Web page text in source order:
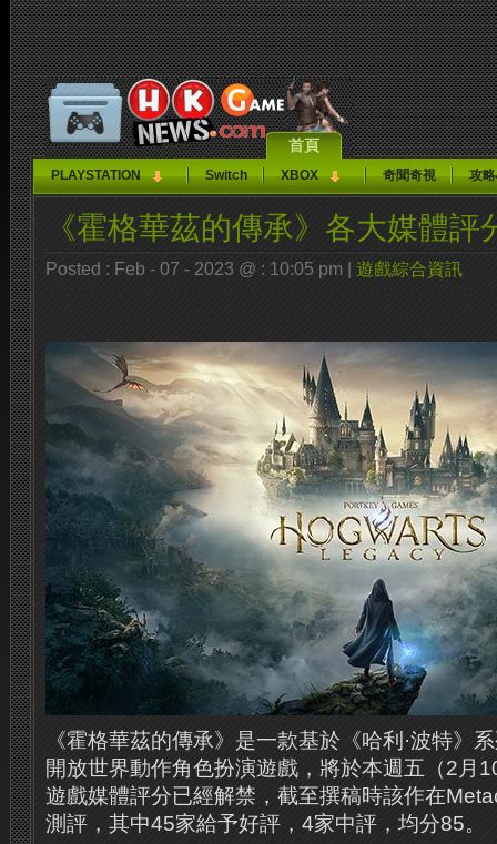
首頁
PLAYSTATION Switch XBOX 奇聞奇視 攻
《霍格華茲的傳承》各大媒體評
Posted : Feb - 07 - 2023 @ : 10:05 pm | 遊戲綜合資訊
《霍格華茲的傳承》是一款基於《哈利·波特》
開放世界動作角色扮演遊戲，將於本週五（2月
遊戲媒體評分已經解禁，截至撰稿時該作在
測評，其中45家給予好評，4家中評，均分85。